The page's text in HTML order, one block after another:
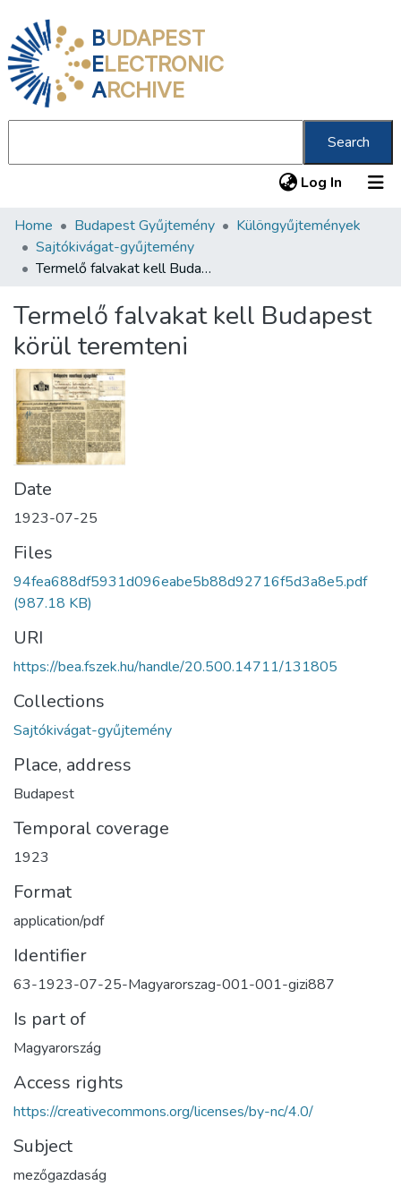
BUDAPEST
ELECTRONIC
ARCHIVE
Search
Log In (current)
Communities & Collections
All of DSpace
About us
Home Budapest Gyűjtemény
Különgyűjtemények
Sajtókivágat-gyűjtemény
Termelő falvakat kell Budapest körül teremteni
Termelő falvakat kell Budapest
körül teremteni
Date
1923-07-25
Files
94fea688df5931d096eabe5b88d92716f5d3a8e5.pdf
(987.18 KB)
URI
https://bea.fszek.hu/handle/20.500.14711/131805
Collections
Sajtókivágat-gyűjtemény
Place, address
Budapest
Temporal coverage
1923
Format
application/pdf
Identifier
63-1923-07-25-Magyarorszag-001-001-gizi887
Is part of
Magyarország
Access rights
https://creativecommons.org/licenses/by-nc/4.0/
Subject
mezőgazdaság